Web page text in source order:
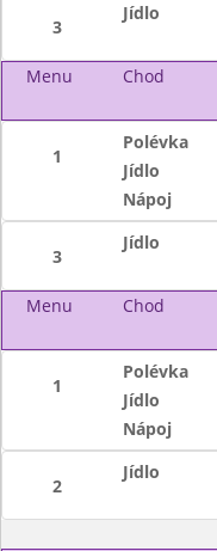
3
Jídlo
Menu Chod
1
Polévka
Jídlo
Nápoj
3
Jídlo
Menu Chod
1
Polévka
Jídlo
Nápoj
2
Jídlo